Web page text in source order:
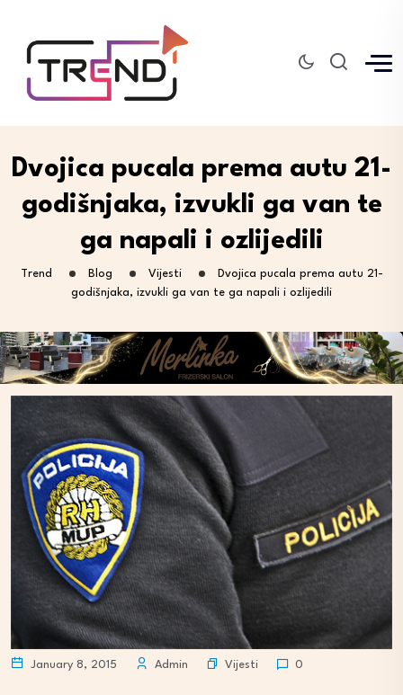
Dvojica pucala prema autu 21-
godišnjaka, izvukli ga van te
ga napali i ozlijedili
Trend Blog Vijesti
Dvojica pucala prema autu 21-
godišnjaka, izvukli ga van te ga napali i ozlijedili
January 8, 2015 Admin Vijesti 0